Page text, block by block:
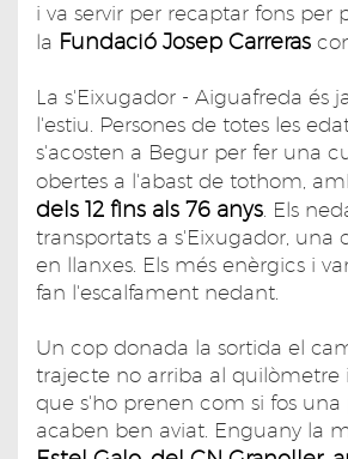
i va servir per recaptar fons per
la Fundació Josep Carreras
La s'Eixugador - Aiguafreda és
l'estiu. Persones de totes les
s'acosten a Begur per fer una
obertes a l'abast de tothom,
dels 12 fins als 76 anys. Els
transportats a s'Eixugador, una
en llanxes. Els més enèrgics i
fan l'escalfament nedant.
Un cop donada la sortida el
trajecte no arriba al quilòmetre
que s'ho prenen com si fos
acaben ben aviat. Enguany la